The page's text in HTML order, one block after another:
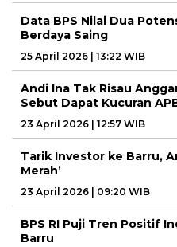
Data BPS Nilai Dua
Berdaya Saing
25 April 2026 | 13:22 WIB
Andi Ina Tak Risau
Sebut Dapat Kucuran
23 April 2026 | 12:57 WIB
Tarik Investor ke Barru,
Merah’
23 April 2026 | 09:20 WIB
BPS RI Puji Tren Positif
Barru